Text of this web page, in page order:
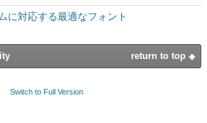
に対応する最適なフォント
return to top
Switch to Full Version